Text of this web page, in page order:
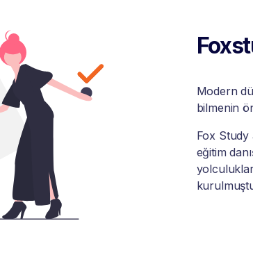
Modern
bilmenin
Fox Study
eğitim